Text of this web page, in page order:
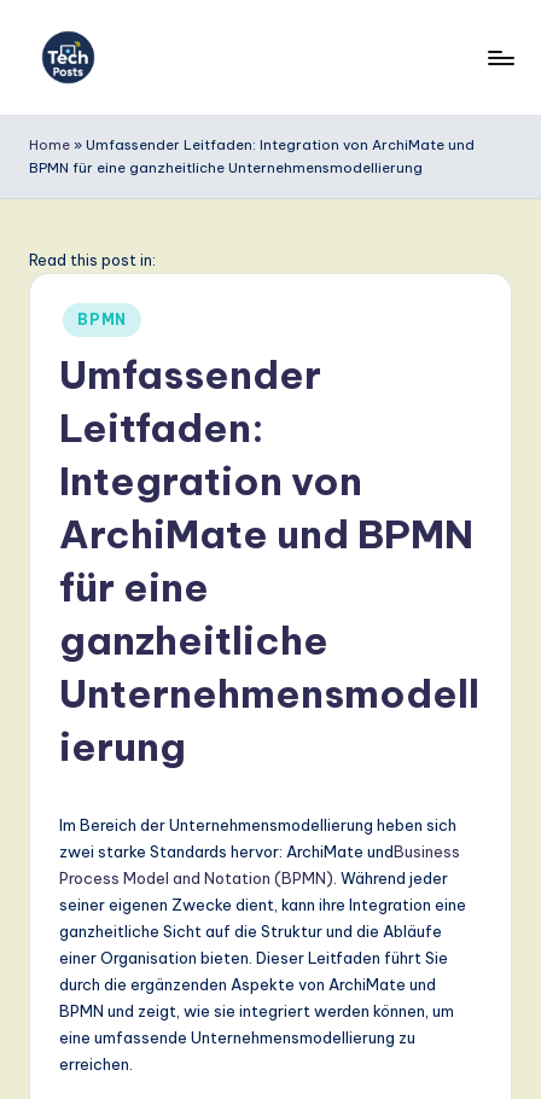
e
c
P
G
m
T
Home » Umfassender Leitfaden: Integration von ArchiMate und
BPMN für eine ganzheitliche Unternehmensmodellierung
Read this post in:
Posted
in
BPMN
Umfassender
Leitfaden:
Integration von
ArchiMate und BPMN
für eine
ganzheitliche
Unternehmensmodell
ierung
Im Bereich der Unternehmensmodellierung heben sich
zwei starke Standards hervor: ArchiMate undBusiness
Process Model and Notation (BPMN) . Während jeder
seiner eigenen Zwecke dient, kann ihre Integration eine
ganzheitliche Sicht auf die Struktur und die Abläufe
einer Organisation bieten. Dieser Leitfaden führt Sie
durch die ergänzenden Aspekte von ArchiMate und
BPMN und zeigt, wie sie integriert werden können, um
eine umfassende Unternehmensmodellierung zu
erreichen.